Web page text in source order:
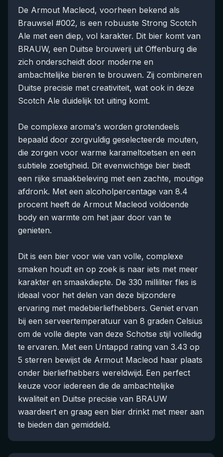
De Armout Macleod, voorheen bekend als
Brauwsel #002, is een robuuste Strong Scotch
Ale met een diep, vol karakter. Dit bier komt van
BRAUW, een Duitse brouwerij uit Offenburg die
zich onderscheidt door moderne en
ambachtelijke bieren te brouwen. Zij combineren
Duitse precisie met creativiteit, wat ook in deze
Scotch Ale duidelijk tot uiting komt.
De complexe aroma's worden grotendeels
bepaald door zorgvuldig geselecteerde mouten,
die zorgen voor warme karameltoetsen en een
subtiele zoetigheid. Dit evenwichtige bier biedt
een rijke smaakbeleving met een zachte, moutige
afdronk. Met een alcoholpercentage van 8.4
procent heeft de Armout Macleod voldoende
body en warmte om het jaar door van te
genieten.
Dit is een bier voor wie van volle, complexe
smaken houdt en op zoek is naar iets met meer
karakter en smaakdiepte. De 330 milliliter fles is
ideaal voor het delen van deze bijzondere
ervaring met medebierliefhebbers. Geniet ervan
bij een serveertemperatuur van 8 graden Celsius
om de volle diepte van deze Schotse stijl volledig
te ervaren. Met een Untappd rating van 3.43 op
5 sterren bewijst de Armout Macleod haar plaats
onder bierliefhebbers wereldwijd. Een perfect
keuze voor iedereen die de ambachtelijke
kwaliteit en Duitse precisie van BRAUW
waardeert en graag een bier drinkt met meer aan
te bieden dan gemiddeld.